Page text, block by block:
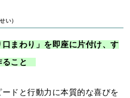
い）
まわり」を即座に片付け、す
ること
ドと行動力に本質的な喜びを